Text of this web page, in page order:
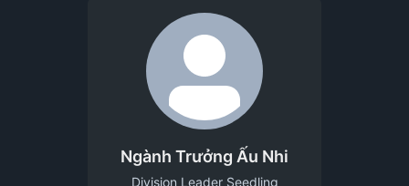
Ngành Trưởng Ấu Nhi
Division Leader Seedling